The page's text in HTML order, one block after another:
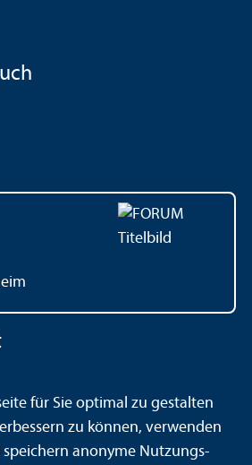
Datenschutz
Barrierefreiheit
Leichte Sprache
Sitemap
Sicherheit und Notfälle
für Sie optimal zu gestalten
zu können, verwenden
speichern anonyme Nutzungs­